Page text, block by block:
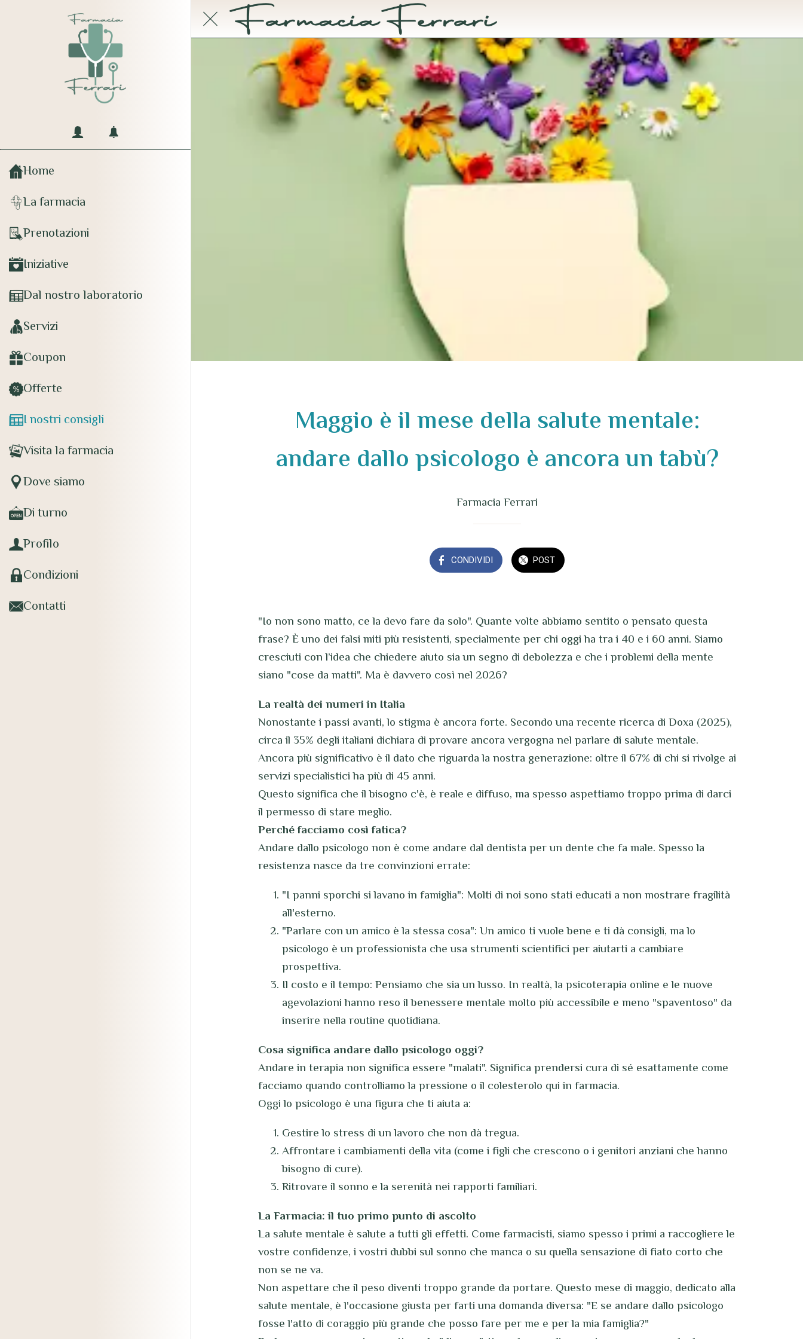
Home
La farmacia
Prenotazioni
Iniziative
Dal nostro laboratorio
Servizi
Coupon
Offerte
I nostri consigli
Visita la farmacia
Dove siamo
Di turno
Profilo
Condizioni
Contatti
Maggio è il mese della salute mentale:
andare dallo psicologo è ancora un tabù?
Farmacia Ferrari
CONDIVIDI POST
"Io non sono matto, ce la devo fare da solo". Quante volte abbiamo sentito o pensato questa
frase? È uno dei falsi miti più resistenti, specialmente per chi oggi ha tra i 40 e i 60 anni. Siamo
cresciuti con l’idea che chiedere aiuto sia un segno di debolezza e che i problemi della mente
siano "cose da matti". Ma è davvero così nel 2026?
La realtà dei numeri in Italia
Nonostante i passi avanti, lo stigma è ancora forte. Secondo una recente ricerca di Doxa (2025),
circa il 35% degli italiani dichiara di provare ancora vergogna nel parlare di salute mentale.
Ancora più significativo è il dato che riguarda la nostra generazione: oltre il 67% di chi si rivolge ai
servizi specialistici ha più di 45 anni.
Questo significa che il bisogno c'è, è reale e diffuso, ma spesso aspettiamo troppo prima di darci
il permesso di stare meglio.
Perché facciamo così fatica?
Andare dallo psicologo non è come andare dal dentista per un dente che fa male. Spesso la
resistenza nasce da tre convinzioni errate:
"I panni sporchi si lavano in famiglia": Molti di noi sono stati educati a non mostrare fragilità
all'esterno.
"Parlare con un amico è la stessa cosa": Un amico ti vuole bene e ti dà consigli, ma lo
psicologo è un professionista che usa strumenti scientifici per aiutarti a cambiare
prospettiva.
Il costo e il tempo: Pensiamo che sia un lusso. In realtà, la psicoterapia online e le nuove
agevolazioni hanno reso il benessere mentale molto più accessibile e meno "spaventoso" da
inserire nella routine quotidiana.
Cosa significa andare dallo psicologo oggi?
Andare in terapia non significa essere "malati". Significa prendersi cura di sé esattamente come
facciamo quando controlliamo la pressione o il colesterolo qui in farmacia.
Oggi lo psicologo è una figura che ti aiuta a:
Gestire lo stress di un lavoro che non dà tregua.
Affrontare i cambiamenti della vita (come i figli che crescono o i genitori anziani che hanno
bisogno di cure).
Ritrovare il sonno e la serenità nei rapporti familiari.
La Farmacia: il tuo primo punto di ascolto
La salute mentale è salute a tutti gli effetti. Come farmacisti, siamo spesso i primi a raccogliere le
vostre confidenze, i vostri dubbi sul sonno che manca o su quella sensazione di fiato corto che
non se ne va.
Non aspettare che il peso diventi troppo grande da portare. Questo mese di maggio, dedicato alla
salute mentale, è l'occasione giusta per farti una domanda diversa: "E se andare dallo psicologo
fosse l'atto di coraggio più grande che posso fare per me e per la mia famiglia?"